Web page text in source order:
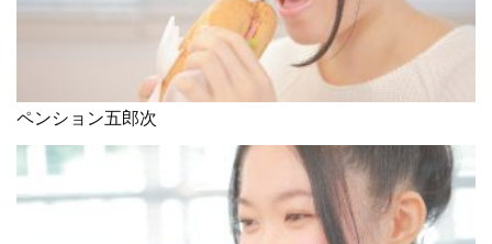
ペンション五郎次